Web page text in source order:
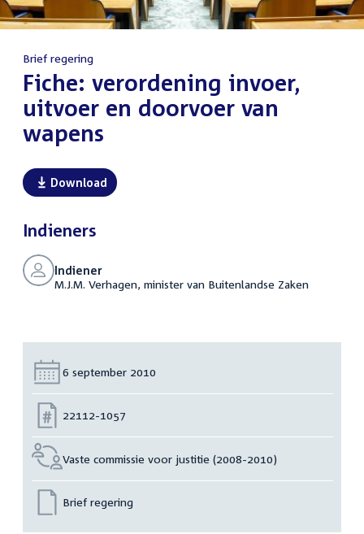
Brief regering
:Fiche: verordening invoer,
uitvoer en doorvoer van
wapens
Download
Indieners
Indiener
M.J.M. Verhagen, minister van Buitenlandse Zaken
Datum:
6 september 2010
Nummer:
22112-1057
Vaste commissie voor justitie (2008-2010)
Brief regering